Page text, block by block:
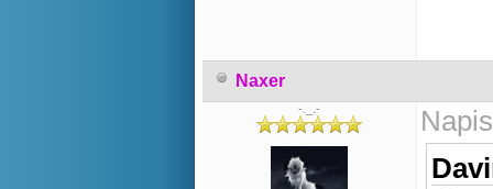
Naxer
-._.-